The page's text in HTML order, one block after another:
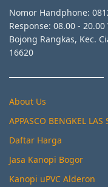
Nomor Handphone:
Response: 08.00 -
Bojong Rangkas, Kec.
16620
About Us
APPASCO BENGKEL
Daftar Harga
Jasa Kanopi Bogor
Kanopi uPVC Alderon